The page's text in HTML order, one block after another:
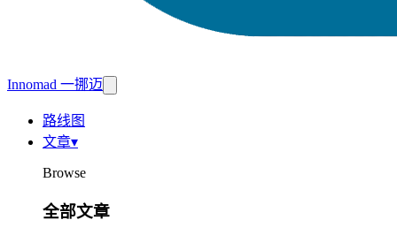
Innomad 一挪迈
路线图
文章▾
Browse
全部文章